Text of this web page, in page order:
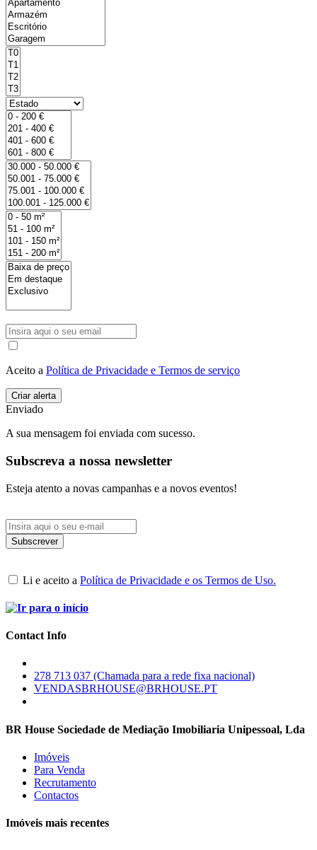
Aceito a Política de Privacidade e Termos de serviço
Enviado
A sua mensagem foi enviada com sucesso.
Subscreva a nossa newsletter
Esteja atento a novas campanhas e a novos eventos!
Li e aceito a Política de Privacidade e os Termos de Uso.
Contact Info
278 713 037 (Chamada para a rede fixa nacional)
VENDASBRHOUSE@BRHOUSE.PT
BR House Sociedade de Mediação Imobiliaria Unipessoal, Lda
Imóveis
Para Venda
Recrutamento
Contactos
Imóveis mais recentes